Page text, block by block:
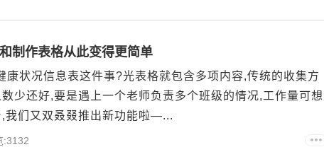
制作表格从此变得更简单
状况信息表这件事?光表格就包含多项内容,传统的收集方
少还好,要是遇上一个老师负责多个班级的情况,工作量可想
我们又双叒叕推出新功能啦—...
:3132